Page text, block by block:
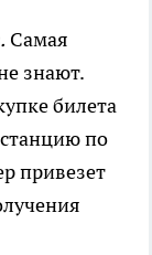
Самая
знают.
билета
по
привезет